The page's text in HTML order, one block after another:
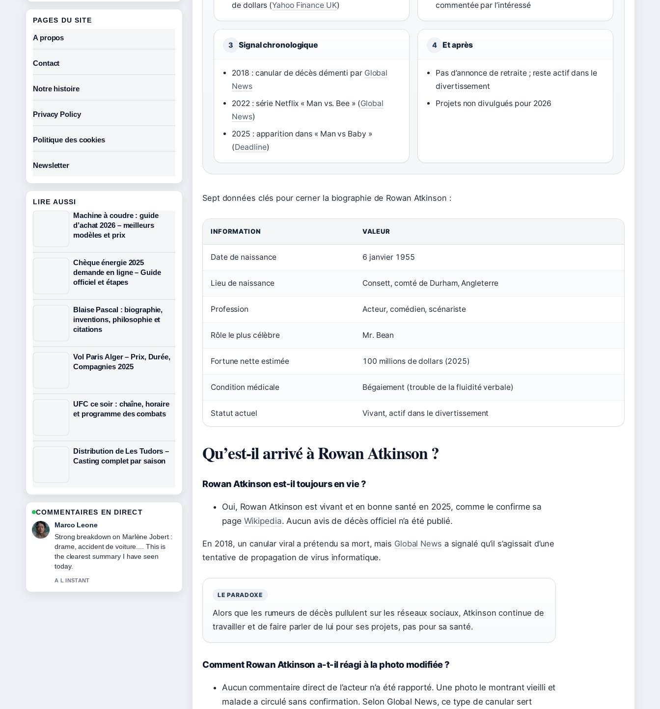
de dollars (Yahoo Finance UK)
commentée par l’intéressé
3 Signal chronologique
2018 : canular de décès démenti par Global
News
2022 : série Netflix « Man vs. Bee » (Global
News)
2025 : apparition dans « Man vs Baby »
(Deadline)
4 Et après
Pas d’annonce de retraite ; reste actif dans le
divertissement
Projets non divulgués pour 2026
Sept données clés pour cerner la biographie de Rowan Atkinson :
INFORMATION VALEUR
Date de naissance 6 janvier 1955
Lieu de naissance Consett, comté de Durham, Angleterre
Profession Acteur, comédien, scénariste
Rôle le plus célèbre Mr. Bean
Fortune nette estimée 100 millions de dollars (2025)
Condition médicale Bégaiement (trouble de la fluidité verbale)
Statut actuel Vivant, actif dans le divertissement
Qu’est-il arrivé à Rowan Atkinson ?
Rowan Atkinson est-il toujours en vie ?
Oui, Rowan Atkinson est vivant et en bonne santé en 2025, comme le confirme sa
page Wikipedia. Aucun avis de décès officiel n’a été publié.
En 2018, un canular viral a prétendu sa mort, mais Global News a signalé qu’il s’agissait d’une
tentative de propagation de virus informatique.
LE PARADOXE
Alors que les rumeurs de décès pullulent sur les réseaux sociaux, Atkinson continue de
travailler et de faire parler de lui pour ses projets, pas pour sa santé.
Comment Rowan Atkinson a-t-il réagi à la photo modifiée ?
Aucun commentaire direct de l’acteur n’a été rapporté. Une photo le montrant vieilli et
malade a circulé sans confirmation. Selon Global News, ce type de canular sert
PAGES DU SITE
A propos
Contact
Notre histoire
Privacy Policy
Politique des cookies
Newsletter
LIRE AUSSI
Machine à coudre : guide
d’achat 2026 – meilleurs
modèles et prix
Chèque énergie 2025
demande en ligne – Guide
officiel et étapes
Blaise Pascal : biographie,
inventions, philosophie et
citations
Vol Paris Alger – Prix, Durée,
Compagnies 2025
UFC ce soir : chaîne, horaire
et programme des combats
Distribution de Les Tudors –
Casting complet par saison
COMMENTAIRES EN DIRECT
Nina Brooks
Following François Arnaud : biographie,
âge et carrière closely - appreciate the
balanced tone here.
3 MIN PLUS TOT